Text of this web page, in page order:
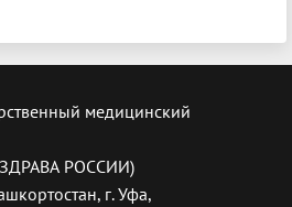
медицинский
РОССИИ)
г. Уфа,